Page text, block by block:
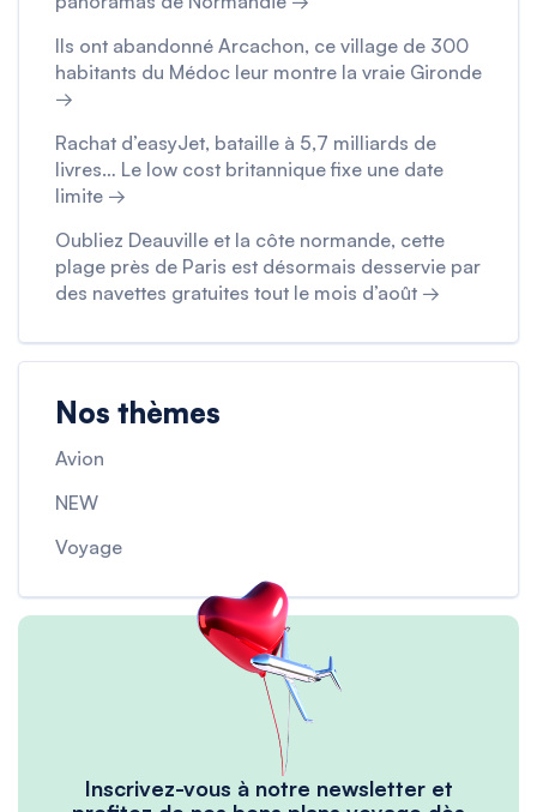
Ils ont abandonné Arcachon, ce village de 300
habitants du Médoc leur montre la vraie Gironde
→
Rachat d’easyJet, bataille à 5,7 milliards de
livres… Le low cost britannique fixe une date
limite →
Oubliez Deauville et la côte normande, cette
plage près de Paris est désormais desservie par
des navettes gratuites tout le mois d’août →
Nos thèmes
Avion
NEW
Voyage
Inscrivez-vous à notre newsletter et